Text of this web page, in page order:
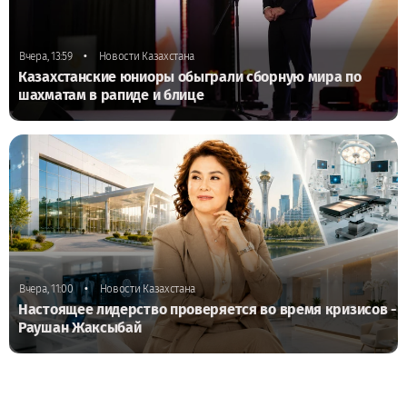
Вчера, 13:59 • Новости Казахстана
Казахстанские юниоры обыграли сборную мира по
шахматам в рапиде и блице
Вчера, 11:00 • Новости Казахстана
Настоящее лидерство проверяется во время кризисов -
Раушан Жаксыбай